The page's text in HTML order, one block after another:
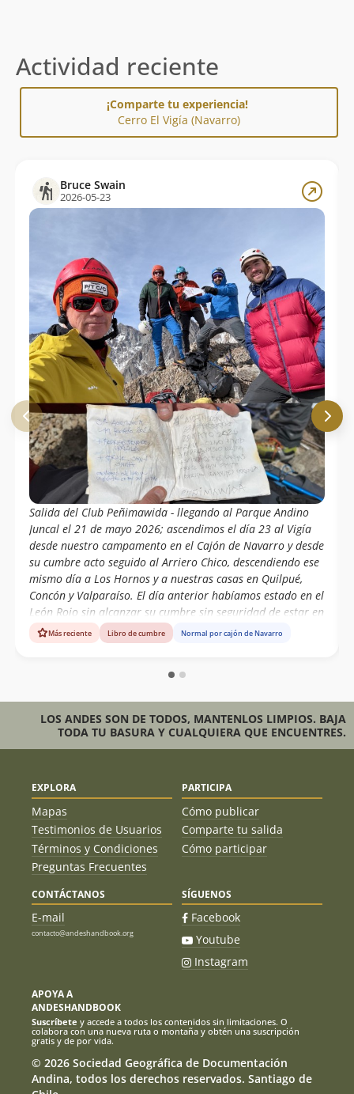
Actividad reciente
¡Comparte tu experiencia!
Cerro El Vigía (Navarro)
Bruce Swain
2026-05-23
Salida del Club Peñimawida - llegando al Parque Andino
Juncal el 21 de mayo 2026; ascendimos el día 23 al Vigía
desde nuestro campamento en el Cajón de Navarro y desde
su cumbre acto seguido al Arriero Chico, descendiendo ese
mismo día a Los Hornos y a nuestras casas en Quilpué,
Concón y Valparaíso. El día anterior habíamos estado en el
León Rojo sin alcanzar su cumbre sin seguridad de estar en
la ruta correcta. Bajo piedras permanece lo que queda del
testimonio de los primeros ascensionistas al Vigía, cordada
Libro de Cumbre que dejó Evelio Echeverría el año 1998 en
sería la cuarta ascensión a esta cumbre.
Más reciente Libro de cumbre Normal por cajón de Navarro
LOS ANDES SON DE TODOS, MANTENLOS LIMPIOS. BAJA
TODA TU BASURA Y CUALQUIERA QUE ENCUENTRES.
EXPLORA
Mapas
Testimonios de Usuarios
Términos y Condiciones
Preguntas Frecuentes
PARTICIPA
Cómo publicar
Comparte tu salida
Cómo participar
CONTÁCTANOS
E-mail
contacto@andeshandbook.org
SÍGUENOS
Facebook
Youtube
Instagram
APOYA A
ANDESHANDBOOK
Suscríbete y accede a todos los contenidos sin limitaciones. O
colabora con una nueva ruta o montaña y obtén una suscripción
gratis y de por vida.
© 2026 Sociedad Geográfica de Documentación
Andina, todos los derechos reservados. Santiago de